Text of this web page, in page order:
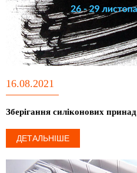
16.08.2021
Зберігання силіконових принад
ДЕТАЛЬНІШЕ